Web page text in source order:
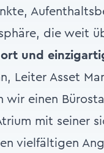
die weit
und
Leiter Asset
wir einen
mit seiner
vielfältigen